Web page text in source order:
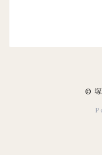
© 塚